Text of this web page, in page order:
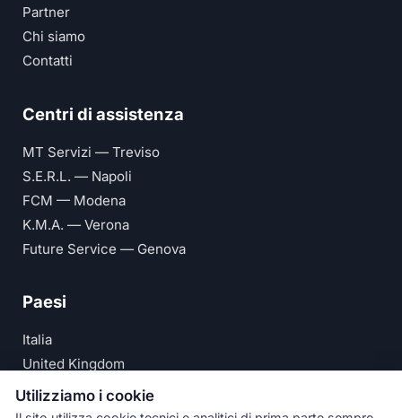
Partner
Chi siamo
Contatti
Centri di assistenza
MT Servizi — Treviso
S.E.R.L. — Napoli
FCM — Modena
K.M.A. — Verona
Future Service — Genova
Paesi
Italia
United Kingdom
Deutschland
España
Utilizziamo i cookie